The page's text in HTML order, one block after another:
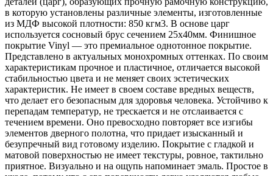
в которую установлены различные элементы, изготовленные
из МДФ высокой плотности: 850 кгм3. В основе царг
используется сосновый брус сечением 25х40мм. Финишное
покрытие Vinyl — это премиальное однотонное покрытие.
Представлено в актуальных монохромных оттенках. По своим
характеристикам прочное и пластичное, отличается высокой
стабильностью цвета и не меняет своих эстетических
характеристик. Не имеет в своем составе вредных веществ,
что делает его безопасным для здоровья человека. Устойчиво к
перепадам температур, не трескается и не отслаивается с
течением времени. Оно превосходно повторяет все изгибы
элементов дверного полотна, что придает изысканный и
безупречный вид готовому изделию. Покрытие с гладкой и
матовой поверхностью не имеет текстуры, ровное, тактильно
приятное. Визуально и на ощупь напоминает эмаль. Простое в